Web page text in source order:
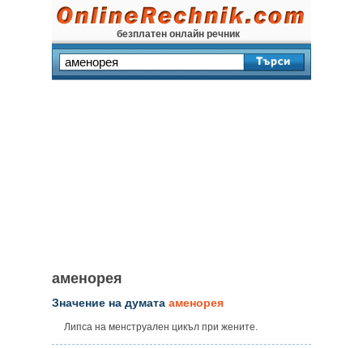
безплатен онлайн речник
аменорея
Значение на думата аменорея
Липса на менструален цикъл при жените.